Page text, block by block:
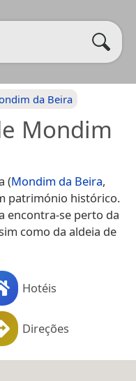
da Beira
Mondim
(Mondim da Beira,
património histórico.
encontra-se perto da
como da aldeia de
Hotéis
Direções